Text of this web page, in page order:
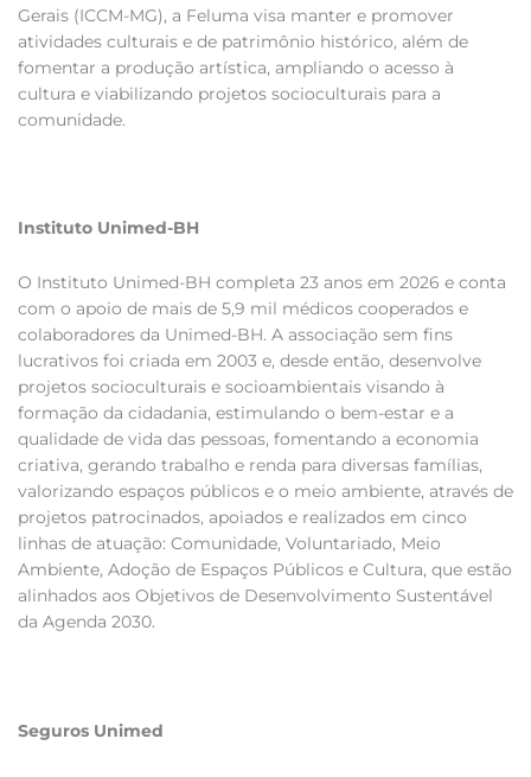
Gerais (ICCM-MG), a Feluma visa manter e promover
atividades culturais e de patrimônio histórico, além de
fomentar a produção artística, ampliando o acesso à
cultura e viabilizando projetos socioculturais para a
comunidade.
Instituto Unimed-BH
O Instituto Unimed-BH completa 23 anos em 2026 e conta
com o apoio de mais de 5,9 mil médicos cooperados e
colaboradores da Unimed-BH. A associação sem fins
lucrativos foi criada em 2003 e, desde então, desenvolve
projetos socioculturais e socioambientais visando à
formação da cidadania, estimulando o bem-estar e a
qualidade de vida das pessoas, fomentando a economia
criativa, gerando trabalho e renda para diversas famílias,
valorizando espaços públicos e o meio ambiente, através de
projetos patrocinados, apoiados e realizados em cinco
linhas de atuação: Comunidade, Voluntariado, Meio
Ambiente, Adoção de Espaços Públicos e Cultura, que estão
alinhados aos Objetivos de Desenvolvimento Sustentável
da Agenda 2030.
Seguros Unimed